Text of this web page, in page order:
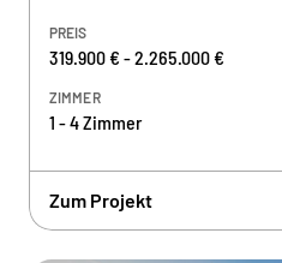
PREIS
319.900 € - 2.265.000 €
ZIMMER
1 - 4 Zimmer
Zum Projekt